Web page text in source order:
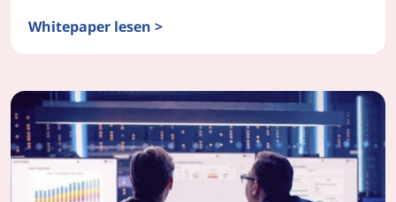
Whitepaper lesen >